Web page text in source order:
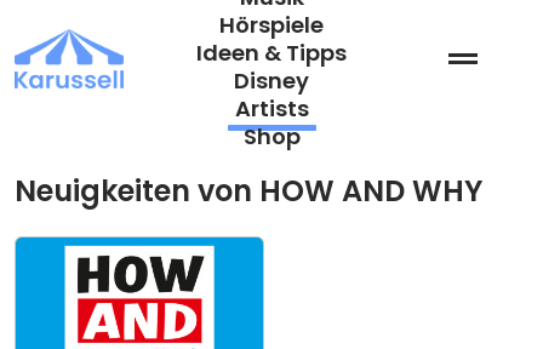
Inhalt
springen
Hörspiele
Ideen & Tipps
Disney
Artists
Shop
Neuigkeiten von HOW AND WHY